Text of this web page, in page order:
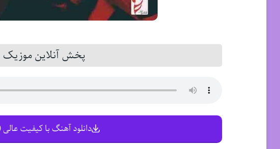
پخش آنلاین موزیک
دانلود آهنگ با کیفیت عالی 320